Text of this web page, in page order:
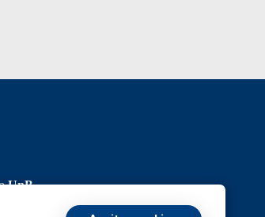
UnB
de Contas